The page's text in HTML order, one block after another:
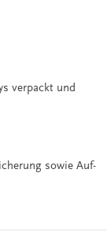
verpackt und
sowie Auf-